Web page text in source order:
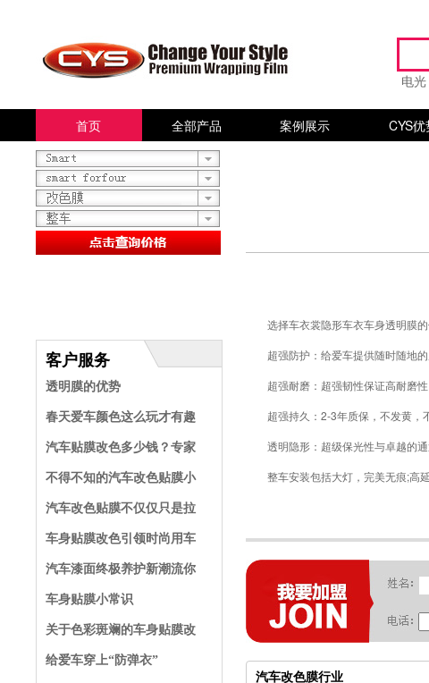
电光
首页 全部产品 案例展示 CYS优
选择车衣裳隐形车衣车身透明膜
超强防护：给爱车提供随时随地的
超强耐磨：超强韧性保证高耐磨性
超强持久：2-3年质保，不发黄，
透明隐形：超级保光性与卓越的通
整车安装包括大灯，完美无痕;高延
汽车改色膜行业
客户服务
透明膜的优势
春天爱车颜色这么玩才有趣
汽车贴膜改色多少钱？专家
不得不知的汽车改色贴膜小
汽车改色贴膜不仅仅只是拉
车身贴膜改色引领时尚用车
汽车漆面终极养护新潮流你
车身贴膜小常识
关于色彩斑斓的车身贴膜改
给爱车穿上“防弹衣”